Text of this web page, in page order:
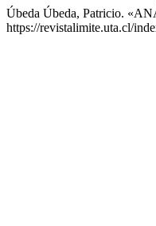
Úbeda Úbeda, Patricio.
https://revistalimite.uta.cl/